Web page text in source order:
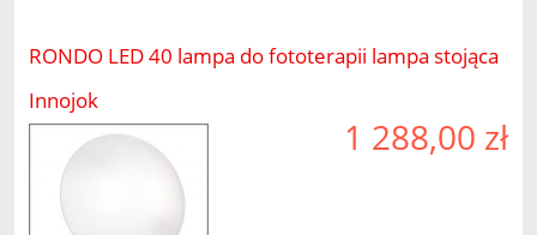
RONDO LED 40 lampa do fototerapii lampa stojąca
Innojok
1 288,00 zł